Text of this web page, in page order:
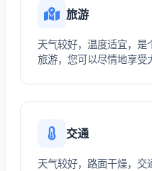
旅游
天气较好，温度适宜，是
旅游，您可以尽情地享受
交通
天气较好，路面干燥，交